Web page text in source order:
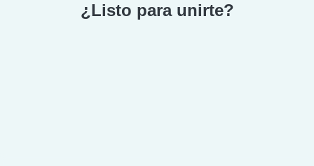
¿Listo para unirte?